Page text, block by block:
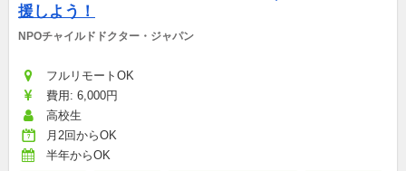
援しよう！
NPOチャイルドドクター・ジャパン
フルリモートOK
費用: 6,000円
高校生
月2回からOK
半年からOK